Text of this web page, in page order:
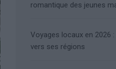
romantique des jeunes
Voyages locaux en 2026
vers ses régions